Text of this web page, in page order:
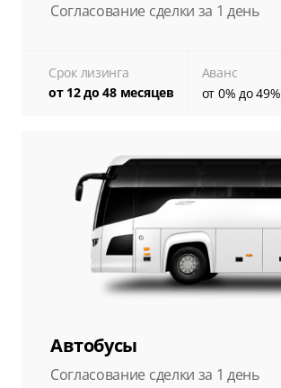
Согласование сделки за 1 день
Срок лизинга
от 12 до 48 месяцев
Аванс
от 0% до 49%
Автобусы
Согласование сделки за 1 день